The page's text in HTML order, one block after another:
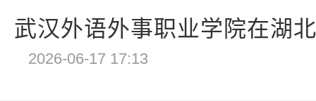
武汉外语外事职业学院在湖
2026-06-17 17:13